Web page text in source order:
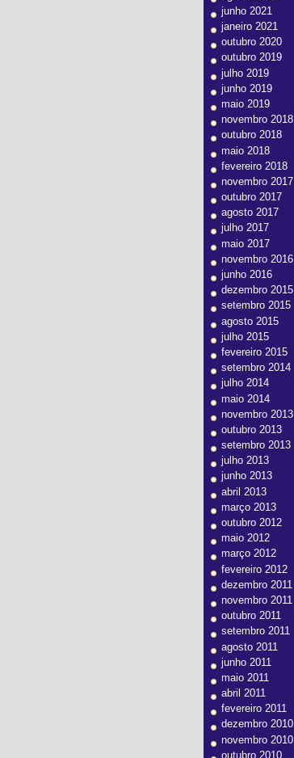
junho 2021
janeiro 2021
outubro 2020
outubro 2019
julho 2019
junho 2019
maio 2019
novembro 2018
outubro 2018
maio 2018
fevereiro 2018
novembro 2017
outubro 2017
agosto 2017
julho 2017
maio 2017
novembro 2016
junho 2016
dezembro 2015
setembro 2015
agosto 2015
julho 2015
fevereiro 2015
setembro 2014
julho 2014
maio 2014
novembro 2013
outubro 2013
setembro 2013
julho 2013
junho 2013
abril 2013
março 2013
outubro 2012
maio 2012
março 2012
fevereiro 2012
dezembro 2011
novembro 2011
outubro 2011
setembro 2011
agosto 2011
junho 2011
maio 2011
abril 2011
fevereiro 2011
dezembro 2010
novembro 2010
outubro 2010